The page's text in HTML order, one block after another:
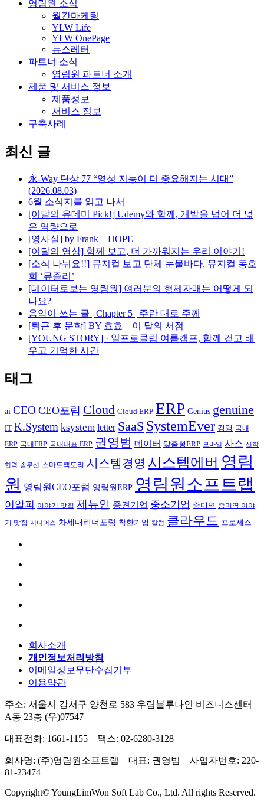
영림원 소식
월간마케팅
YLW Life
YLW OnePage
뉴스레터
파트너 소식
영림원 파트너 소개
제품 및 서비스 정보
제품정보
서비스 정보
구축사례
최신 글
永-Way 단상 77 “영성 지능이 더 중요해지는 시대”
(2026.08.03)
6월 소식지를 읽고 나서
[이달의 유데미 Pick!] Udemy와 함께, 개발을 넘어 더 넓
은 역량으로
[영사실] by Frank – HOPE
[이달의 영상] 함께 보고, 더 가까워지는 우리 이야기!
[소식 나눠요!!] 뮤지컬 보고 단체 눈물바다, 뮤지컬 동호
회 ‘뮤즐리’
[데이터로보는 영림원] 여러분의 형제자매는 어떻게 되
나요?
음악이 쓰는 글 | Chapter 5 | 주란 대로 주께
[퇴근 후 문학] BY 효효 – 이 달의 서점
[YOUNG STORY] · 일프로클럽 여름캠프, 함께 걷고 배
우고 기억한 시간
태그
ai CEO CEO포럼 Cloud Cloud ERP ERP Genius genuine
IT K.System ksystem letter SaaS SystemEver 경영 국내
ERP 국내ERP 국내대표 ERP 권영범 데이터 맞춤형ERP 모바일 사스 산학
협력 솔루션 스마트팩토리 시스템경영 시스템에버 영림
원 영림원CEO포럼 영림원ERP 영림원소프트랩
이알피 이야기 맛집 제뉴인 중견기업 중소기업 증미역 증미역 이야
기 맛집 지니어스 차세대리더포럼 착한기업 칼럼 클라우드 프로세스
회사소개
개인정보처리방침
이메일정보무단수집거부
이용약관
주소: 서울시 강서구 양천로 583 우림블루나인 비즈니스센터
A동 23층 (우)07547
대표전화: 1661-1155 팩스: 02-6280-3128
회사명: (주)영림원소프트랩 대표: 권영범 사업자번호: 220-
81-23474
Copyright© YoungLimWon Soft Lab Co., Ltd. All rights Reserved.